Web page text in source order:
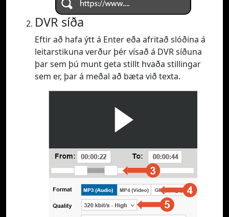
DVR síða
Eftir að hafa ýtt á Enter eða afritað slóðina á
leitarstikuna verður þér vísað á DVR síðuna
þar sem þú munt geta stillt hvaða stillingar
sem er, þar á meðal að bæta við texta.